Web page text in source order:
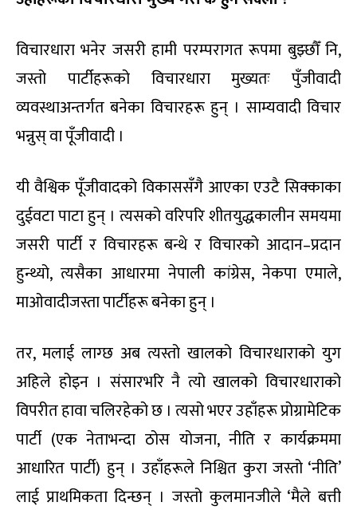
विचारधारा भनेर जसरी हामी परम्परागत रूपमा बुझ्छौँ नि,
जस्तो पार्टीहरूको विचारधारा मुख्यतः पुँजीवादी
व्यवस्थाअन्तर्गत बनेका विचारहरू हुन् । साम्यवादी विचार
भन्नुस् वा पूँजीवादी ।
यी वैश्विक पूँजीवादको विकाससँगै आएका एउटै सिक्काका
दुईवटा पाटा हुन् । त्यसको वरिपरि शीतयुद्धकालीन समयमा
जसरी पार्टी र विचारहरू बन्थे र विचारको आदान–प्रदान
हुन्थ्यो, त्यसैका आधारमा नेपाली कांग्रेस, नेकपा एमाले,
माओवादीजस्ता पार्टीहरू बनेका हुन् ।
तर, मलाई लाग्छ अब त्यस्तो खालको विचारधाराको युग
अहिले होइन । संसारभरि नै त्यो खालको विचारधाराको
विपरीत हावा चलिरहेको छ । त्यसो भएर उहाँहरू प्रोग्रामेटिक
पार्टी (एक नेताभन्दा ठोस योजना, नीति र कार्यक्रममा
आधारित पार्टी) हुन् । उहाँहरूले निश्चित कुरा जस्तो ‘नीति’
लाई प्राथमिकता दिन्छन् । जस्तो कुलमानजीले ‘मैले बत्ती